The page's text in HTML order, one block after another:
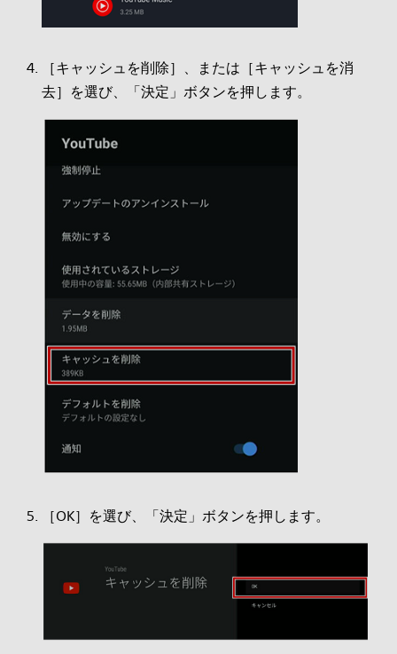
［キャッシュを削除］、または［キャッシュを消
去］を選び、「決定」ボタンを押します。
［OK］を選び、「決定」ボタンを押します。